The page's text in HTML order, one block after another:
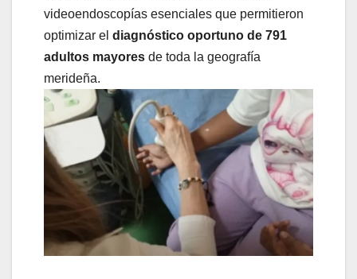
videoendoscopías esenciales que permitieron
optimizar el diagnóstico oportuno de 791
adultos mayores de toda la geografía
merideña.